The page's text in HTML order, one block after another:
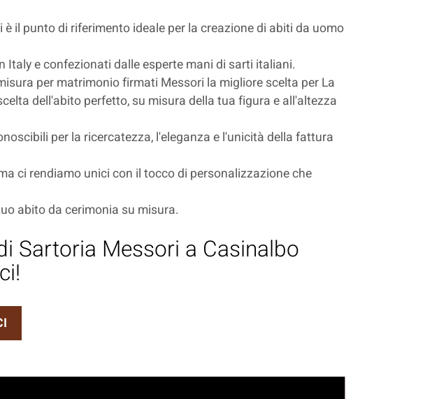
il punto di riferimento ideale per la creazione di abiti da uomo
e confezionati dalle esperte mani di sarti italiani.
per matrimonio firmati Messori la migliore scelta per La
dell'abito perfetto, su misura della tua figura e all'altezza
per la ricercatezza, l'eleganza e l'unicità della fattura
ci rendiamo unici con il tocco di personalizzazione che
abito da cerimonia su misura.
Sartoria Messori a Casinalbo